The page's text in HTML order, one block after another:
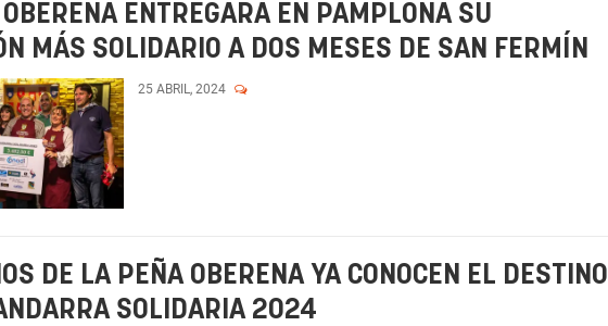
ENTREGARÁ EN PAMPLONA SU
MÁS SOLIDARIO A DOS MESES DE SAN FERMÍN
25 ABRIL, 2024
DE LA PEÑA OBERENA YA CONOCEN EL DESTINO
SOLIDARIA 2024